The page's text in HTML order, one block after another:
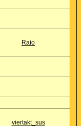
Raio
viertakt_sus